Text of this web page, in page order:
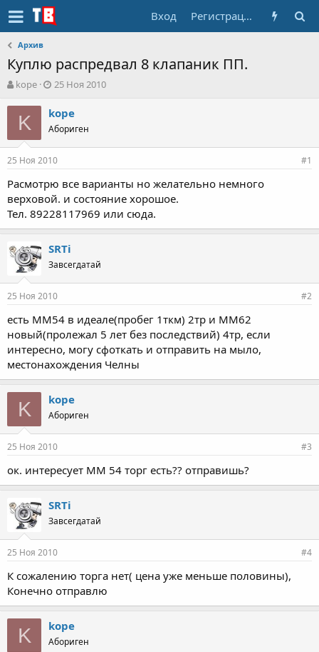
Вход Регистрация
Архив
Куплю распредвал 8 клапаник ПП.
А
т
т
е
ы
kope
Д
т
а
н
а
ч
л
а
25 Ноя 2010
K kope
Абориген
25 Ноя 2010 #1
Расмотрю все варианты но желательно немного
верховой. и состояние хорошое.
Тел. 89228117969 или сюда.
SRTi
Завсегдатай
25 Ноя 2010 #2
есть ММ54 в идеале(пробег 1ткм) 2тр и ММ62
новый(пролежал 5 лет без последствий) 4тр, если
интересно, могу сфоткать и отправить на мыло,
местонахождения Челны
K kope
Абориген
25 Ноя 2010 #3
ок. интересует ММ 54 торг есть?? отправишь?
SRTi
Завсегдатай
25 Ноя 2010 #4
К сожалению торга нет( цена уже меньше половины),
Конечно отправлю
K kope
Абориген